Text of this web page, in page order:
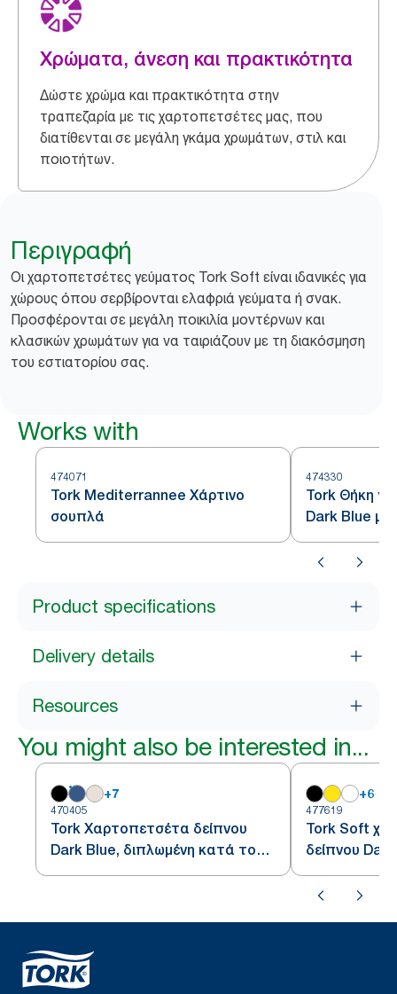
Χρώματα, άνεση και πρακτικότητα
Δώστε χρώμα και πρακτικότητα στην
τραπεζαρία με τις χαρτοπετσέτες μας, που
διατίθενται σε μεγάλη γκάμα χρωμάτων, στιλ και
ποιοτήτων.
Περιγραφή
Οι χαρτοπετσέτες γεύματος Tork Soft είναι ιδανικές για
χώρους όπου σερβίρονται ελαφριά γεύματα ή σνακ.
Προσφέρονται σε μεγάλη ποικιλία μοντέρνων και
κλασικών χρωμάτων για να ταιριάζουν με τη διακόσμηση
του εστιατορίου σας.
Works with
474071
Tork Mediterrannee Χάρτινο
σουπλά
474330
Tork Θήκη
Dark Blue
White
Product specifications
Delivery details
Resources
You might also be interested in...
+7
470405
Tork Χαρτοπετσέτα δείπνου
Dark Blue, διπλωμένη κατά το
1/8
+6
477619
Tork Soft
δείπνου
κατά το 1/8